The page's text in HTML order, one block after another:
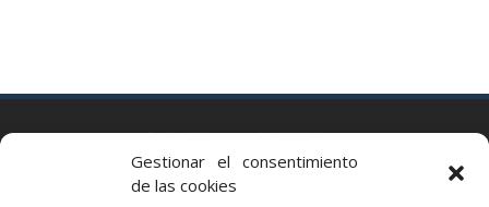
Gestionar el consentimiento
de las cookies
Via Augusta 2 bis, 3º, 08006 Barcelona